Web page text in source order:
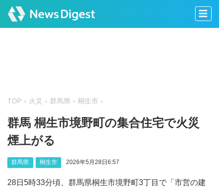
TOP 火災 群馬県 桐生市
群馬 桐生市境野町の集合住宅で火災
煙上がる
群馬県 桐生市 2026年5月28日6:57
28日5時33分頃、群馬県桐生市境野町3丁目で「市営の建